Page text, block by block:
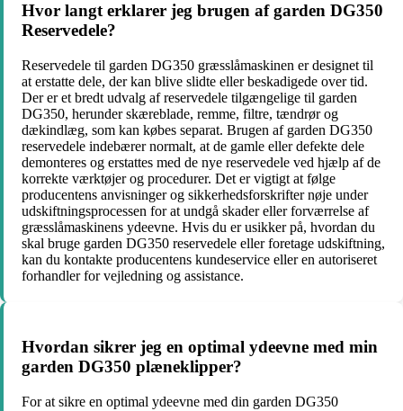
Hvor langt erklarer jeg brugen af garden DG350
Reservedele?
Reservedele til garden DG350 græsslåmaskinen er designet til
at erstatte dele, der kan blive slidte eller beskadigede over tid.
Der er et bredt udvalg af reservedele tilgængelige til garden
DG350, herunder skæreblade, remme, filtre, tændrør og
dækindlæg, som kan købes separat. Brugen af garden DG350
reservedele indebærer normalt, at de gamle eller defekte dele
demonteres og erstattes med de nye reservedele ved hjælp af de
korrekte værktøjer og procedurer. Det er vigtigt at følge
producentens anvisninger og sikkerhedsforskrifter nøje under
udskiftningsprocessen for at undgå skader eller forværrelse af
græsslåmaskinens ydeevne. Hvis du er usikker på, hvordan du
skal bruge garden DG350 reservedele eller foretage udskiftning,
kan du kontakte producentens kundeservice eller en autoriseret
forhandler for vejledning og assistance.
Hvordan sikrer jeg en optimal ydeevne med min
garden DG350 plæneklipper?
For at sikre en optimal ydeevne med din garden DG350